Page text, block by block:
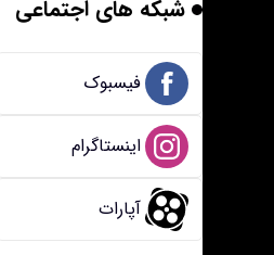
شبکه های اجتماعی
فیسبوک
اینستاگرام
آپارات